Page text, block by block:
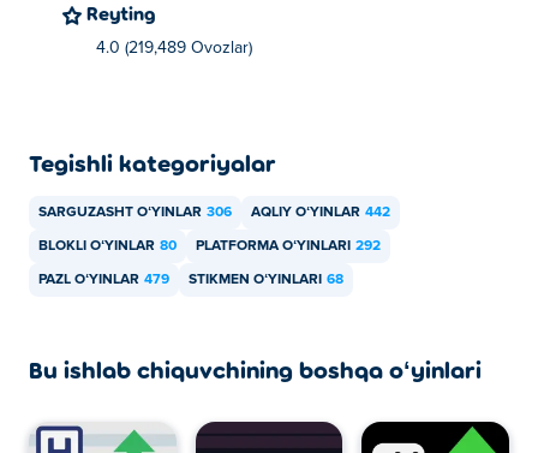
Reyting
4.0 (219,489 Ovozlar)
Tegishli kategoriyalar
SARGUZASHT OʻYINLAR 306 AQLIY OʻYINLAR 442
BLOKLI OʻYINLAR 80 PLATFORMA OʻYINLARI 292
PAZL OʻYINLAR 479 STIKMEN OʻYINLARI 68
Bu ishlab chiquvchining boshqa oʻyinlari